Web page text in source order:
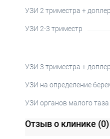
УЗИ 2 триместра + доплер
УЗИ 2-3 триместр
УЗИ 3 триместра + доплер
УЗИ на определение
УЗИ органов малого таза
Отзыв о клинике (0)